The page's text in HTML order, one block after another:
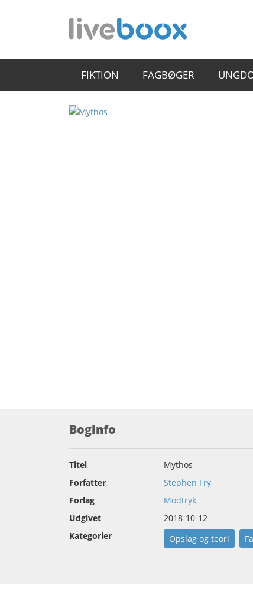
FIKTION FAGBØGER
Boginfo
Titel
Mythos
Forfatter
Stephen Fry
Forlag
Modtryk
Udgivet
2018-10-12
Kategorier
Opslag og teori